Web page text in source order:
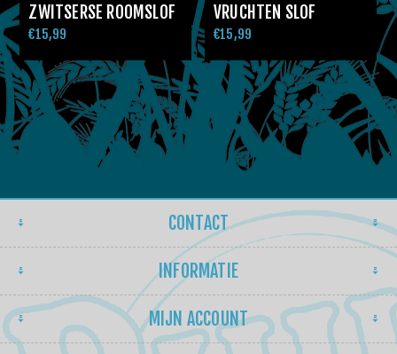
ZWITSERSE ROOMSLOF
€15,99
VRUCHTEN SLOF
€15,99
CONTACT
INFORMATIE
MIJN ACCOUNT